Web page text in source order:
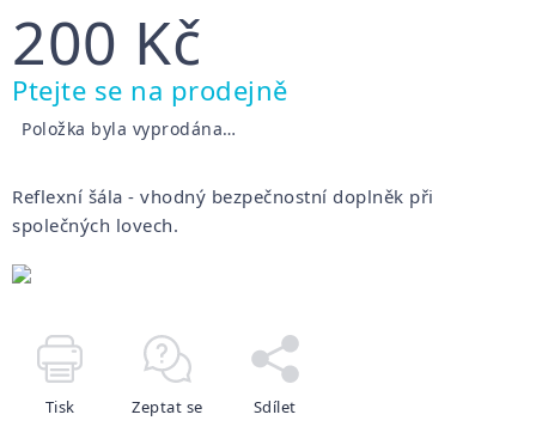
200 Kč
Měrná
cena:
Ptejte se na prodejně
Položka byla vyprodána…
Reflexní šála - vhodný bezpečnostní doplněk při
společných lovech.
Tisk Zeptat se Sdílet